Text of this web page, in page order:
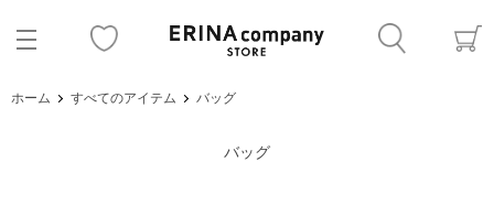
ホーム すべてのアイテム バッグ
バッグ